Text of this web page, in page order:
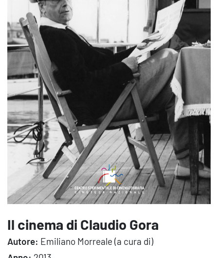
Il cinema di Claudio Gora
Autore: Emiliano Morreale (a cura di)